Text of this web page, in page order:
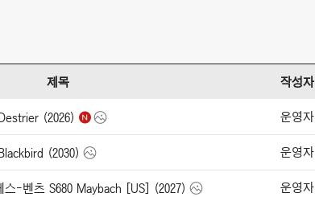
제목 작성자
(2026) 운영자
(2030) 운영자
스-벤츠 S680 Maybach [US] (2027) 운영자